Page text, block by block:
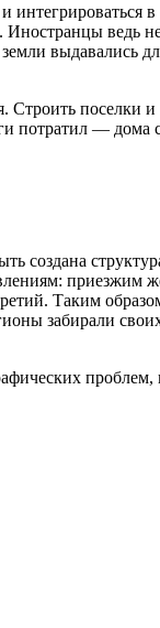
ведь
выдавались
поселки
потратил —
создана
Таким
забирали